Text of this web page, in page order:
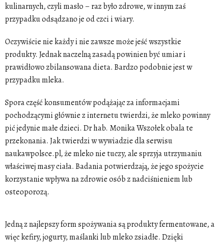
kulinarnych, czyli masło – raz było zdrowe, w innym zaś
przypadku odsądzano je od czci i wiary.
Oczywiście nie każdy i nie zawsze może jeść wszystkie
produkty. Jednak naczelną zasadą powinien być umiar i
prawidłowo zbilansowana dieta. Bardzo podobnie jest w
przypadku mleka.
Spora część konsumentów podążając za informacjami
pochodzącymi głównie z internetu twierdzi, że mleko powinny
pić jedynie małe dzieci. Dr hab. Monika Wszołek obala te
przekonania. Jak twierdzi w wywiadzie dla serwisu
naukawpolsce.pl, że mleko nie tuczy, ale sprzyja utrzymaniu
właściwej masy ciała. Badania potwierdzają, że jego spożycie
korzystanie wpływa na zdrowie osób z nadciśnieniem lub
osteoporozą.
Jedną z najlepszy form spożywania są produkty fermentowane, a
więc kefiry, jogurty, maślanki lub mleko zsiadłe. Dzięki